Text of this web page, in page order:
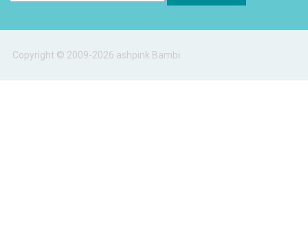
Copyright © 2009-2026 ashpink Bambi